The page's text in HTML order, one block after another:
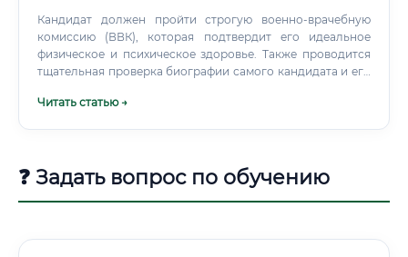
Кандидат должен пройти строгую военно-врачебную
комиссию (ВВК), которая подтвердит его идеальное
физическое и психическое здоровье. Также проводится
тщательная проверка биографии самого кандидата и его
связей с криминалом. После успешного прохождения
Читать статью →
❓ Задать вопрос по обучению